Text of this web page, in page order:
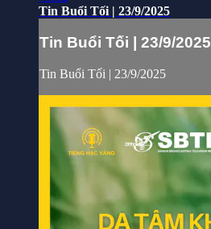
Tin Buổi Tối | 23/9/2025
Tin Buổi Tối | 23/9/2025
Tin Buổi Tối | 23/9/2025